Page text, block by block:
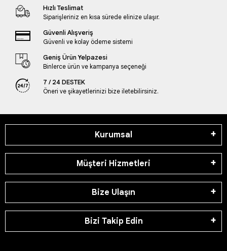
Hızlı Teslimat
Siparişleriniz en kısa sürede elinize ulaşır.
Güvenli Alışveriş
Güvenli ve kolay ödeme sistemi
Geniş Ürün Yelpazesi
Binlerce ürün ve kampanya seçeneği
7 / 24 DESTEK
Öneri ve şikayetlerinizi bize iletebilirsiniz.
Kurumsal
Müşteri Hizmetleri
Bize Ulaşın
Bizi Takip Edin